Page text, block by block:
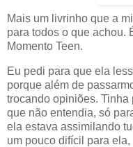
Mais um livrinho que a
para todos o que achou.
Momento Teen.
Eu pedi para que ela
porque além de
trocando opiniões. Tinha
que não entendia, só
ela estava assimilando
um pouco difícil para